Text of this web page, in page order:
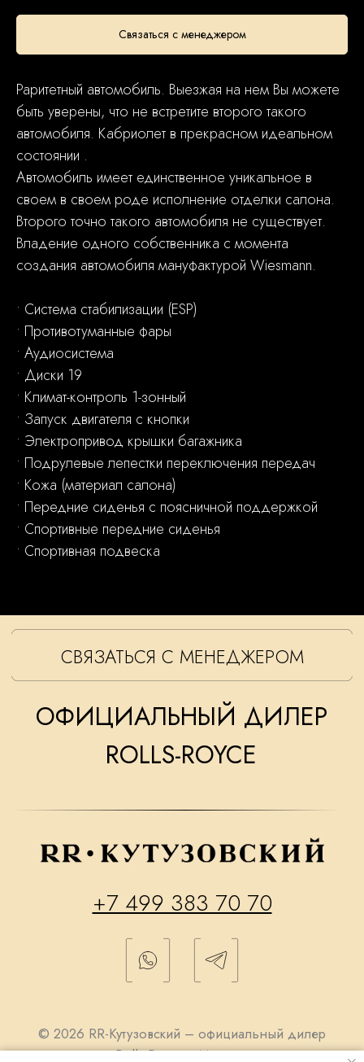
Связаться с менеджером
Раритетный автомобиль. Выезжая на нем Вы можете
быть уверены, что не встретите второго такого
автомобиля. Кабриолет в прекрасном идеальном
состоянии .
Автомобиль имеет единственное уникальное в
своем в своем роде исполнение отделки салона.
Второго точно такого автомобиля не существует.
Владение одного собственника с момента
создания автомобиля мануфактурой Wiesmann.
• Система стабилизации (ESP)
• Противотуманные фары
• Аудиосистема
• Диски 19
• Климат-контроль 1-зонный
• Запуск двигателя с кнопки
• Электропривод крышки багажника
• Подрулевые лепестки переключения передач
• Кожа (материал салона)
• Передние сиденья с поясничной поддержкой
• Спортивные передние сиденья
• Спортивная подвеска
СВЯЗАТЬСЯ С МЕНЕДЖЕРОМ
ROLLS-ROYCE
+7 499 383 70 70
© 2026 RR-Кутузовский – официальный дилер
Rolls-Royce в Москве.
Все права защищены.